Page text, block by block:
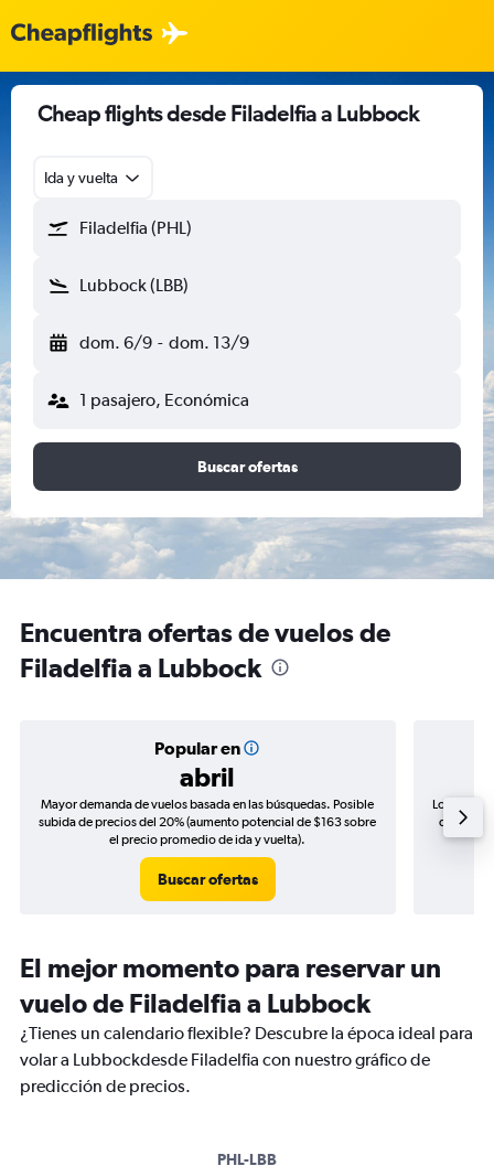
Cheap flights desde Filadelfia a Lubbock
Ida y vuelta
Filadelfia (PHL)
Lubbock (LBB)
dom. 6/9 - dom. 13/9
1 pasajero, Económica
Buscar ofertas
Encuentra ofertas de vuelos de
Filadelfia a Lubbock
Popular en
abril
Mayor demanda de vuelos basada en las búsquedas. Posible
subida de precios del 20% (aumento potencial de $163 sobre
el precio promedio de ida y vuelta).
Buscar ofertas
Los
de
El mejor momento para reservar un
vuelo de Filadelfia a Lubbock
¿Tienes un calendario flexible? Descubre la época ideal para
volar a Lubbockdesde Filadelfia con nuestro gráfico de
predicción de precios.
PHL-LBB